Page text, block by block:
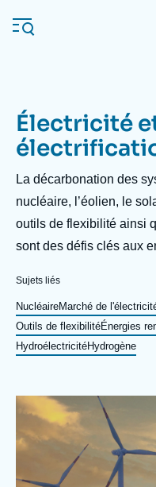
au
contenu
Navigation
principale
L'Ifri
Analyses
Événements
À propos de l'Ifri
L'Ifri en bref
Électricité
Description
La décarbonation des
nucléaire, l’éolien, le
outils de flexibilité ainsi
sont des défis clés aux
Sujets liés
NucléaireMarché de
Outils de flexibilitéÉnergies
HydroélectricitéHydrogène
Image
Taxonomie